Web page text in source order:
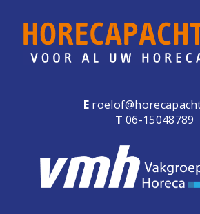
E
T 06-15048789